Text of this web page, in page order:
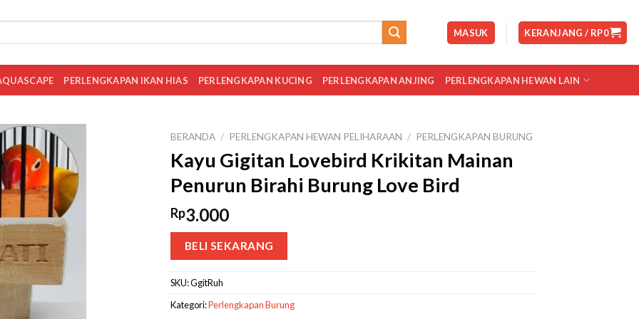
MASUK KERANJANG / RP0
PERLENGKAPAN IKAN HIAS PERLENGKAPAN KUCING PERLENGKAPAN ANJING PERLENGKAPAN HEWAN LAIN
BERANDA / PERLENGKAPAN HEWAN PELIHARAAN / PERLENGKAPAN BURUNG
Kayu Gigitan Lovebird Krikitan Mainan
Penurun Birahi Burung Love Bird
Rp3.000
BELI SEKARANG
SKU:GgitRuh
Kategori:Perlengkapan Burung